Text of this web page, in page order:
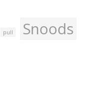
pull Snoods